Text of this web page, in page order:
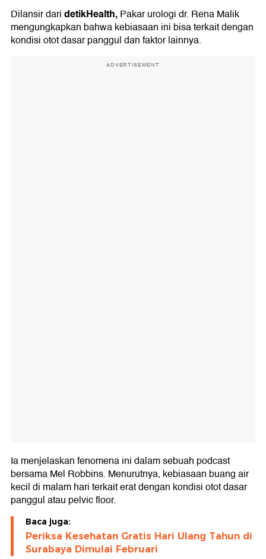
Dilansir daridetikHealth,Pakar urologi dr. Rena Malik
mengungkapkan bahwa kebiasaan ini bisa terkait dengan
kondisi otot dasar panggul dan faktor lainnya.
ADVERTISEMENT
Ia menjelaskan fenomena ini dalam sebuah podcast
bersama Mel Robbins. Menurutnya, kebiasaan buang air
kecil di malam hari terkait erat dengan kondisi otot dasar
panggul atau pelvic floor.
Baca juga:
Periksa Kesehatan Gratis Hari Ulang Tahun di
Surabaya Dimulai Februari